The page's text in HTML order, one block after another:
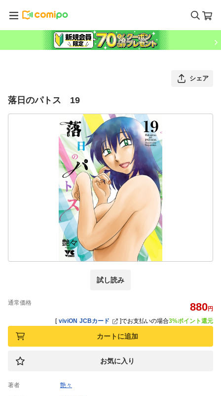
シェア
落日のパトス 19
試し読み
通常価格 880円
[ viviON JCBカード ]でお支払いの場合3%ポイント還元
カートに追加
お気に入り
著者 艶々